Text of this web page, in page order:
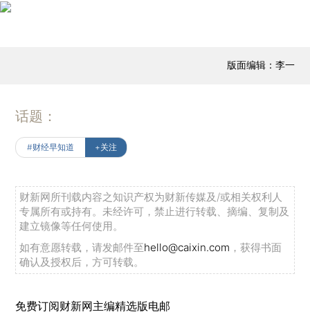
版面编辑：李一
话题：
#财经早知道 +关注
财新网所刊载内容之知识产权为财新传媒及/或相关权利人
专属所有或持有。未经许可，禁止进行转载、摘编、复制及
建立镜像等任何使用。
如有意愿转载，请发邮件至hello@caixin.com ，获得书面
确认及授权后，方可转载。
免费订阅财新网主编精选版电邮